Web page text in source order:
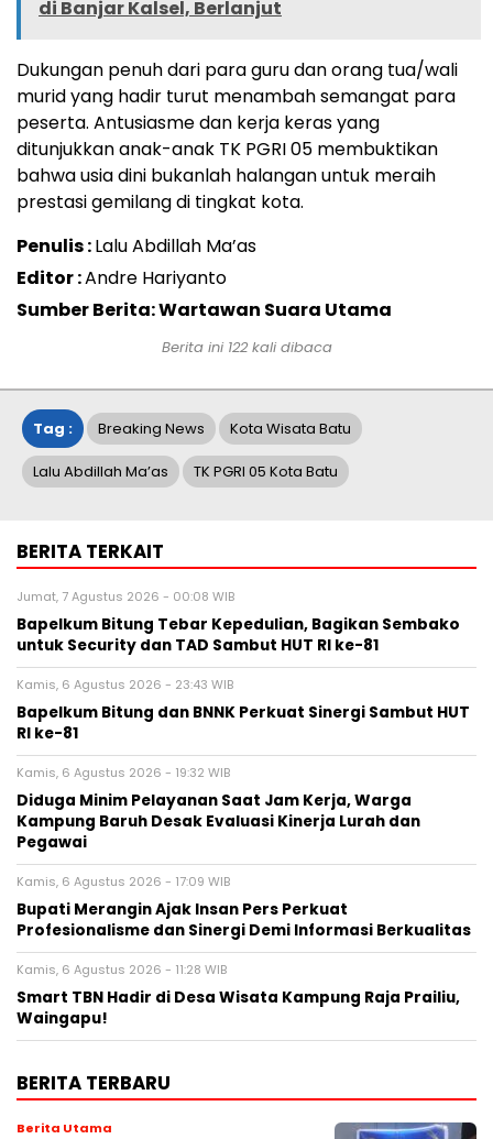
di Banjar Kalsel, Berlanjut
Dukungan penuh dari para guru dan orang tua/wali
murid yang hadir turut menambah semangat para
peserta. Antusiasme dan kerja keras yang
ditunjukkan anak-anak TK PGRI 05 membuktikan
bahwa usia dini bukanlah halangan untuk meraih
prestasi gemilang di tingkat kota.
Penulis :Lalu Abdillah Ma’as
Editor :Andre Hariyanto
Sumber Berita: Wartawan Suara Utama
Berita ini 122kali dibaca
Tag : Breaking News Kota Wisata Batu
Lalu Abdillah Ma’as TK PGRI 05 Kota Batu
BERITA TERKAIT
Jumat, 7 Agustus 2026 - 00:08 WIB
Bapelkum Bitung Tebar Kepedulian, Bagikan Sembako
untuk Security dan TAD Sambut HUT RI ke-81
Kamis, 6 Agustus 2026 - 23:43 WIB
Bapelkum Bitung dan BNNK Perkuat Sinergi Sambut HUT
RI ke-81
Kamis, 6 Agustus 2026 - 19:32 WIB
Diduga Minim Pelayanan Saat Jam Kerja, Warga
Kampung Baruh Desak Evaluasi Kinerja Lurah dan
Pegawai
Kamis, 6 Agustus 2026 - 17:09 WIB
Bupati Merangin Ajak Insan Pers Perkuat
Profesionalisme dan Sinergi Demi Informasi Berkualitas
Kamis, 6 Agustus 2026 - 11:28 WIB
Smart TBN Hadir di Desa Wisata Kampung Raja Prailiu,
Waingapu!
BERITA TERBARU
Berita Utama